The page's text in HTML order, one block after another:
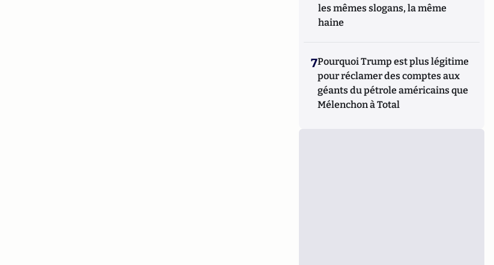
les mêmes slogans, la même
haine
7Pourquoi Trump est plus légitime
pour réclamer des comptes aux
géants du pétrole américains que
Mélenchon à Total